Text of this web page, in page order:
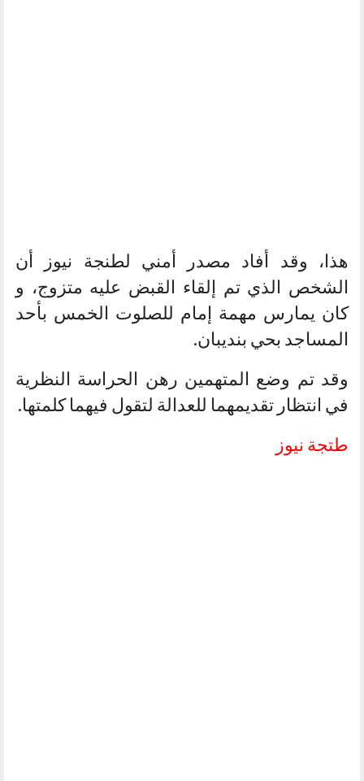
هذا، وقد أفاد مصدر أمني لطنجة نيوز أن
الشخص الذي تم إلقاء القبض عليه متزوج، و
كان يمارس مهمة إمام للصلوت الخمس بأحد
المساجد بحي بنديبان.
وقد تم وضع المتهمين رهن الحراسة النظرية
في انتظار تقديمهما للعدالة لتقول فيهما كلمتها.
طتجة نيوز